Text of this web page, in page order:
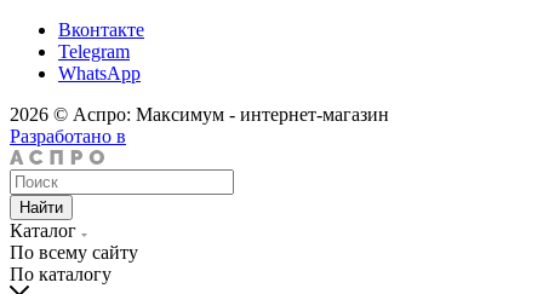
Вконтакте
Telegram
WhatsApp
2026 © Аспро: Максимум - интернет-магазин
Разработано в
Найти
Каталог
По всему сайту
По каталогу